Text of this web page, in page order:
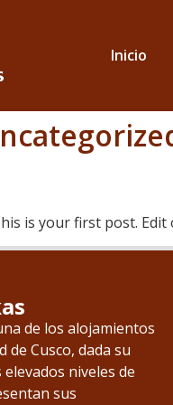
Inicio
is your first post.
de los alojamientos
de Cusco, dada su
niveles de
sus